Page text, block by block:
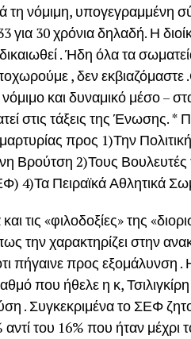
τη νόμιμη, υπογεγραμμένη
για 30 χρόνια δηλαδή. Η
. Ήδη όλα τα
, δεν εκβιαζόμαστε
και δυναμικό μέσο –
στις τάξεις της Ένωσης. *
προς 1)Την
2)Τους Βουλευτές
4)Τα Πειραϊκά Αθλητικά
τις «φιλοδοξίες» της
την χαρακτηρίζει στην
πήγαινε προς εξομάλυνση
που ήθελε η κ,
. Συγκεκριμένα το ΣΕΦ
του 16% που ήταν μέχρι